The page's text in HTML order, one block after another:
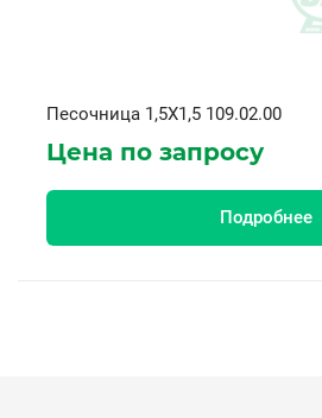
Песочница 1,5X1,5 109.02.00
Цена по запросу
Подробнее